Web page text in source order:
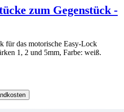
zum Gegenstück -
für das motorische Easy-Lock
1, 2 und 5mm, Farbe: weiß.